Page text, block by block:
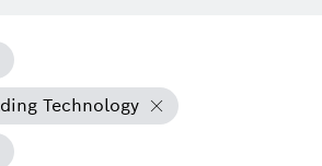
Technology